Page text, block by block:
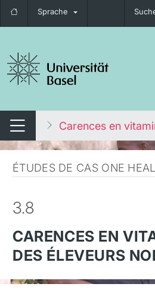
Sprache
umschalten
Navigation umschalten
Carences en
ÉTUDES DE CAS ONE
3.8
CARENCES EN
DES ÉLEVEURS